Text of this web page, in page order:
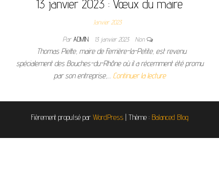
13 janvier 2023 : Vœux du maire
Janvier 2023
ParADMIN 13 janvier 2023 Non
Thomas Piette, maire de Ferrière-la-Petite, est revenu
spécialement des Bouches-du-Rhône où il a récemment été promu
par son entreprise,… Continuer la lecture
Fièrement propulsé par WordPress Thème : Balanced Blog